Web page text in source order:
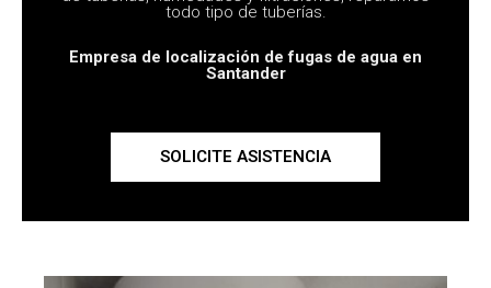
todo tipo de tuberías.
Empresa de localización de fugas de agua en
Santander
SOLICITE ASISTENCIA